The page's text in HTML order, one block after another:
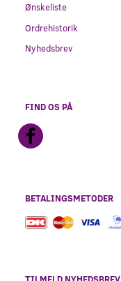
Ønskeliste
Ordrehistorik
Nyhedsbrev
FIND OS PÅ
BETALINGSMETODER
TILMELD NYHEDSBREV